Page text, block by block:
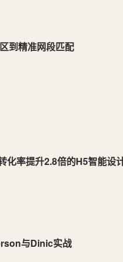
到精准网段匹配
率提升2.8倍的H5智能设
与Dinic实战